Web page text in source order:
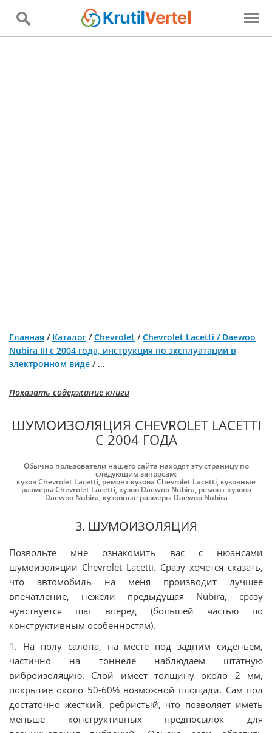
Главная / Каталог /Chevrolet /Chevrolet Lacetti / Daewoo
Nubira III с 2004 года, инструкция по эксплуатации в
электронном виде / ...
Показать содержание книги
ШУМОИЗОЛЯЦИЯ СHEVROLET LACETTI
С 2004 ГОДА
Обычно пользователи нашего сайта находят эту страницу по
следующим запросам:
кузов Chevrolet Lacetti, ремонт кузова Chevrolet Lacetti, кузовные
размеры Chevrolet Lacetti, кузов Daewoo Nubira, ремонт кузова
Daewoo Nubira, кузовные размеры Daewoo Nubira
3. ШУМОИЗОЛЯЦИЯ
Позвольте мне ознакомить вас с нюансами
шумоизоляции Chevrolet Lacetti. Сразу хочется сказать,
что автомобиль на меня производит лучшее
впечатление, нежели предыдущая Nubira, сразу
чувствуется шаг вперед (большей частью по
конструктивным особенностям).
1. На полу салона, на месте под задним сиденьем,
частично на тоннеле наблюдаем штатную
виброизоляцию. Слой имеет толщину около 2 мм,
покрытие около 50-60% возможной площади. Сам пол
достаточно жесткий, ребристый, что позволяет иметь
меньше конструктивных предпосылок для